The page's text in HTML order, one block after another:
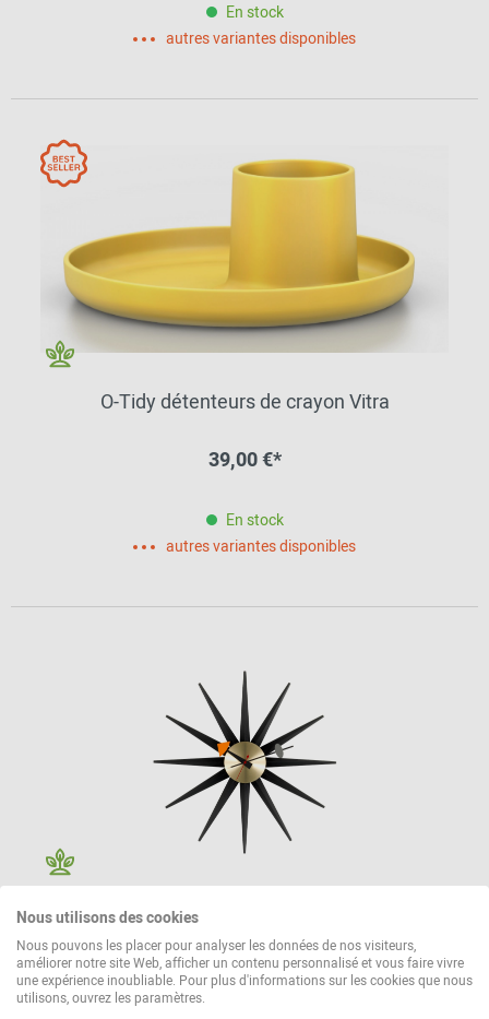
En stock
autres variantes disponibles
O-Tidy détenteurs de crayon Vitra
39,00 €*
En stock
autres variantes disponibles
Sunburst Clock Horloge Murale - noir / laiton
Vitra
455,00 €*
Nous utilisons des cookies
Nous pouvons les placer pour analyser les données de nos visiteurs,
améliorer notre site Web, afficher un contenu personnalisé et vous faire vivre
une expérience inoubliable. Pour plus d'informations sur les cookies que nous
utilisons, ouvrez les paramètres.